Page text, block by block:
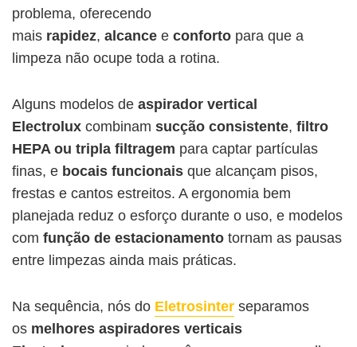
problema, oferecendo
mais rapidez, alcance e conforto para que a
limpeza não ocupe toda a rotina.
Alguns modelos de aspirador vertical
Electrolux combinam sucção consistente, filtro
HEPA ou tripla filtragem para captar partículas
finas, e bocais funcionais que alcançam pisos,
frestas e cantos estreitos. A ergonomia bem
planejada reduz o esforço durante o uso, e modelos
com função de estacionamento tornam as pausas
entre limpezas ainda mais práticas.
Na sequência, nós do Eletrosinter separamos
os melhores aspiradores verticais